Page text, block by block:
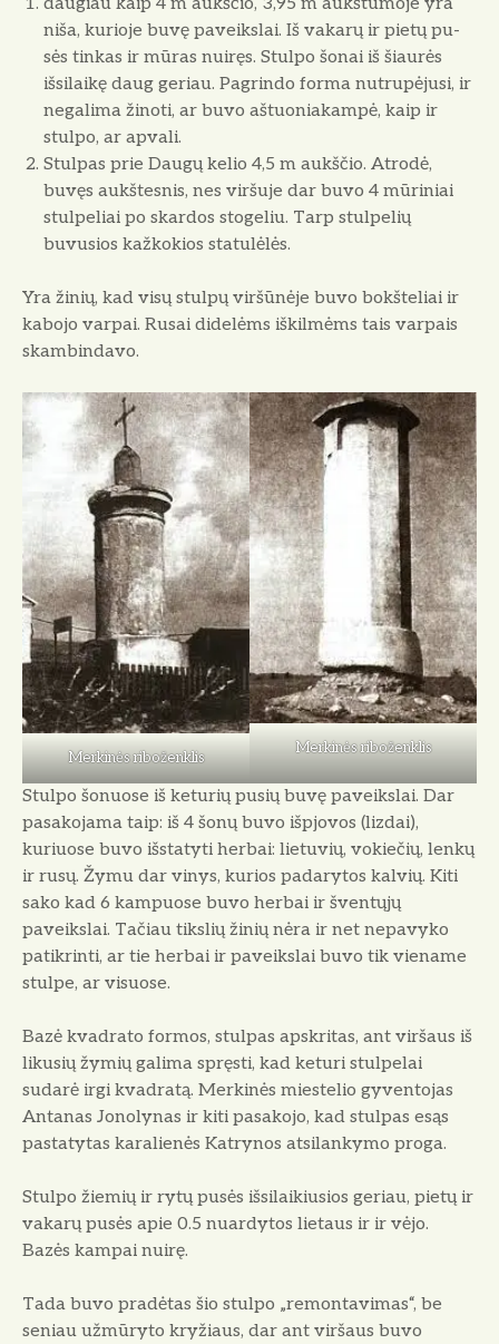
niša, kurioje bu­vę paveikslai. Iš vakarų ir pietų pu­
sės tinkas ir mūras nuiręs. Stulpo šonai iš šiaurės
išsilaikę daug ge­riau. Pagrindo forma nutrupėjusi, ir
negalima žinoti, ar buvo aštuonia­kampė, kaip ir
stulpo, ar apvali.
Stulpas prie Daugų kelio 4,5 m aukščio. Atrodė,
buvęs aukštesnis, nes viršuje dar buvo 4 mūriniai
stulpeliai po skardos stogeliu. Tarp stulpelių
buvusios kažkokios statu­lėlės.
Yra žinių, kad visų stulpų viršū­nėje buvo bokšteliai ir
kabojo var­pai. Rusai didelėms iškilmėms tais varpais
skambindavo.
Merkinės riboženklis
Merkinės riboženklis
Stulpo šonuose iš keturių pusių buvę paveikslai. Dar
pasakojama taip: iš 4 šonų buvo išpjovos (lizdai),
kuriuose buvo išstatyti herbai: lie­tuvių, vokiečių, lenkų
ir rusų. Žymu dar vinys, kurios padarytos kal­vių. Kiti
sako kad 6 kampuose bu­vo herbai ir šventųjų
paveikslai. Tačiau tikslių žinių nėra ir net ne­pavyko
patikrinti, ar tie herbai ir paveikslai buvo tik viename
stulpe, ar visuose.
Bazė kvadrato formos, stulpas apskritas, ant viršaus iš
likusių žy­mių galima spręsti, kad keturi stulpelai
sudarė irgi kvadratą. Merki­nės miestelio gyventojas
Antanas Jonolynas ir kiti pasakojo, kad stul­pas esąs
pastatytas karalienės Kat­rynos atsilankymo proga.
Stulpo žiemių ir rytų pusės išsi­laikiusios geriau, pietų ir
vakarų pusės apie 0.5 nuardytos lietaus ir ir vėjo.
Bazės kampai nuirę.
Tada buvo pradėtas šio stulpo „remontavimas“, be
seniau užmūry­to kryžiaus, dar ant viršaus buvo